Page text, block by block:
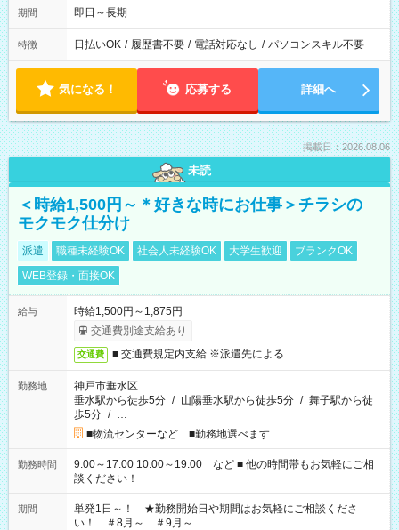
期間 即日～長期
特徴 日払いOK / 履歴書不要 / 電話対応なし / パソコンスキル不要
気になる！ 応募する 詳細へ
掲載日：2026.08.06
未読
＜時給1,500円～＊好きな時にお仕事＞チラシの
モクモク仕分け
派遣 職種未経験OK 社会人未経験OK 大学生歓迎
ブランクOK
WEB登録・面接OK
給与
時給1,500円～1,875円
交通費別途支給あり
交通費 ■ 交通費規定内支給 ※派遣先による
勤務地
神戸市垂水区
垂水駅から徒歩5分 / 山陽垂水駅から徒歩5分 / 舞子駅から徒
歩5分 / …
■物流センターなど ■勤務地選べます
勤務時間
9:00～17:00 10:00～19:00 など ■ 他の時間帯もお気軽にご相
談ください！
期間
単発1日～！ ★勤務開始日や期間はお気軽にご相談くださ
い！ ＃8月～ ＃9月～